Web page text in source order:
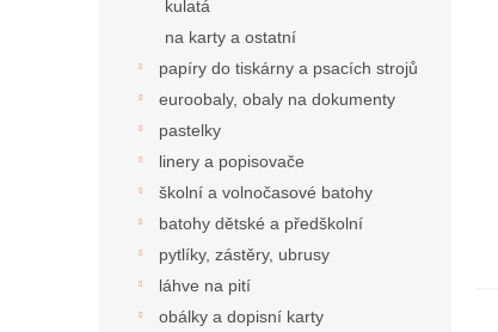
kulatá
na karty a ostatní
papíry do tiskárny a psacích strojů
euroobaly, obaly na dokumenty
pastelky
linery a popisovače
školní a volnočasové batohy
batohy dětské a předškolní
pytlíky, zástěry, ubrusy
láhve na pití
obálky a dopisní karty